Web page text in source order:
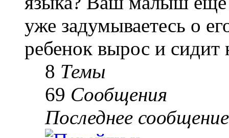
уже задумываетесь о
ребенок вырос и сидит
8 Темы
69 Сообщения
Последнее сообщение